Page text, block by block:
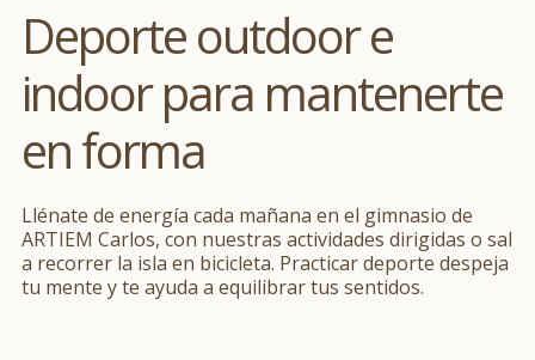
Deporte outdoor e
indoor para mantenerte
en forma
Llénate de energía cada mañana en el gimnasio de
ARTIEM Carlos, con nuestras actividades dirigidas o sal
a recorrer la isla en bicicleta. Practicar deporte despeja
tu mente y te ayuda a equilibrar tus sentidos.